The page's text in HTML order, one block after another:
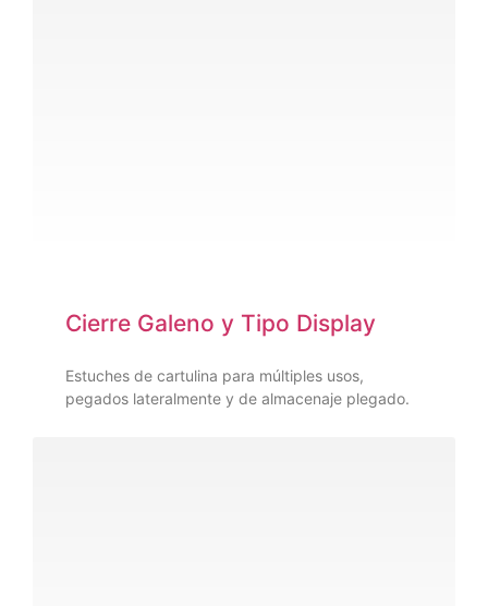
Cierre Galeno y Tipo Display
Estuches de cartulina para múltiples usos,
pegados lateralmente y de almacenaje plegado.